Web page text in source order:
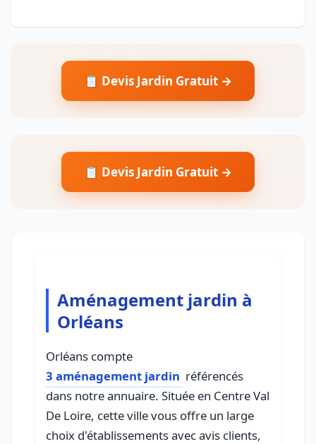
📋 Devis Jardin Gratuit →
📋 Devis Jardin Gratuit →
Aménagement jardin à
Orléans
Orléans compte
3 aménagement jardin référencés
dans notre annuaire. Située en Centre Val
De Loire, cette ville vous offre un large
choix d'établissements avec avis clients,